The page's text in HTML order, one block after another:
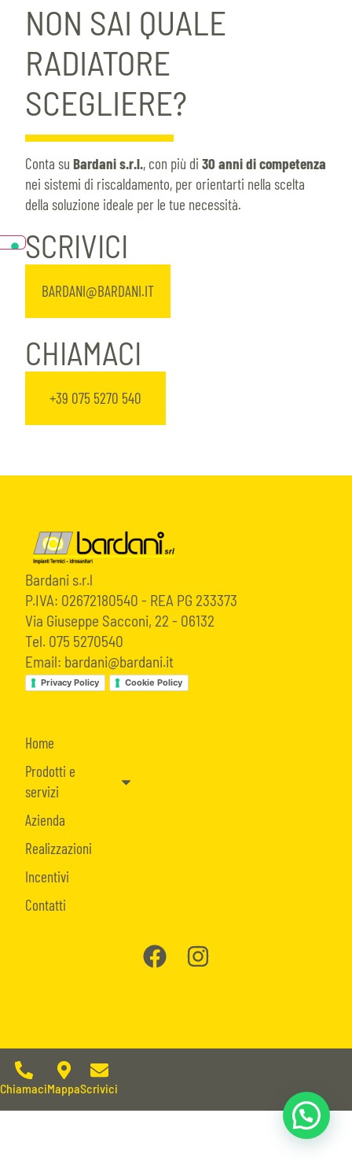
NON SAI QUALE
RADIATORE
SCEGLIERE?
Conta su Bardani s.r.l., con più di 30 anni di competenza
nei sistemi di riscaldamento, per orientarti nella scelta
della soluzione ideale per le tue necessità.
SCRIVICI
BARDANI@BARDANI.IT
CHIAMACI
+39 075 5270 540
Bardani s.r.l
P.IVA: 02672180540 - REA PG 233373
Via Giuseppe Sacconi, 22 - 06132
Tel. 075 5270540
Email: bardani@bardani.it
Privacy Policy Cookie Policy
Home
Prodotti e
servizi
Azienda
Realizzazioni
Incentivi
Contatti
ChiamaciMappaScrivici